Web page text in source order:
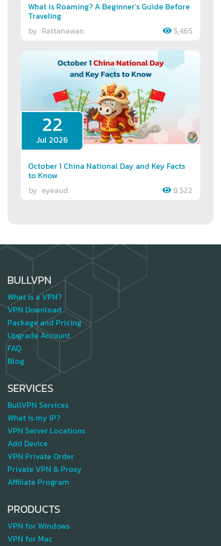
What is Roaming? A Beginner’s Guide Before
Traveling
by Rattanawan. 5,465
22
Jul 2026
October 1 China National Day and Key Facts
to Know
by eyeaud 8,522
BULLVPN
What is a VPN?
VPN Download
Package and Pricing
Upgrade Account
FAQ
Blog
SERVICES
BullVPN Services
What is my IP?
VPN Server Locations
Add Device
VPN Private Order
Private VPN & Proxy
Affiliate Program
PRODUCTS
VPN for Windows
VPN for Mac